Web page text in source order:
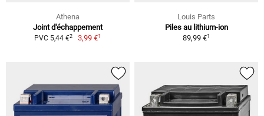
Athena
Joint d'échappement
PVC 5,44 €2 3,99 €1
Louis Parts
Piles au lithium-ion
89,99 €1